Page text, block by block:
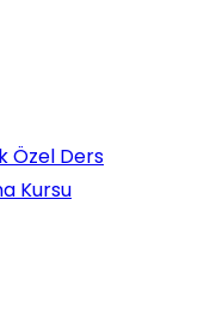
Özel Ders
Kursu